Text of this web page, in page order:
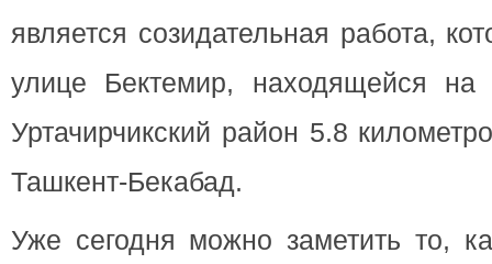
является созидательная работа,
улице Бектемир, находящейся на
Уртачирчикский район 5.8
Ташкент-Бекабад.
Уже сегодня можно заметить то,